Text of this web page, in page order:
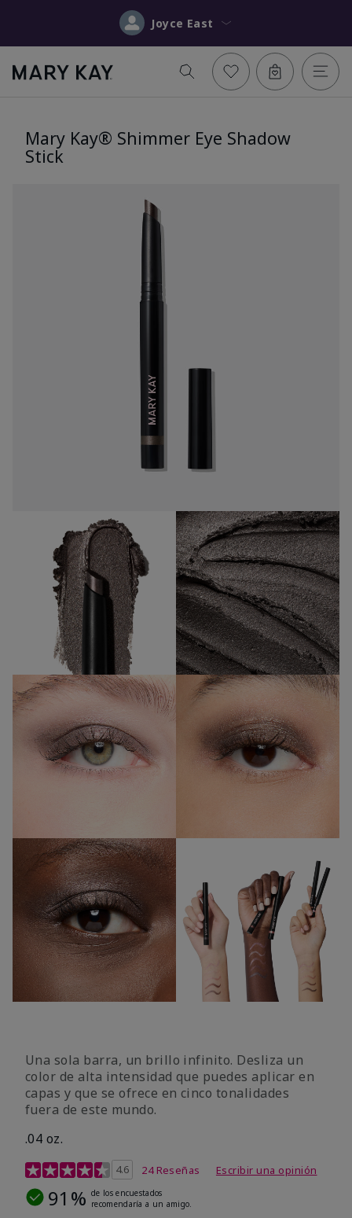
Joyce East
Mary Kay® Shimmer Eye Shadow
Stick
Una sola barra, un brillo infinito. Desliza un
color de alta intensidad que puedes aplicar en
capas y que se ofrece en cinco tonalidades
fuera de este mundo.
.04 oz.
Calificación de clientes de 4,3 de 5
4.6 24 Reseñas Escribir una opinión
91% de los encuestados
recomendaría a un amigo.